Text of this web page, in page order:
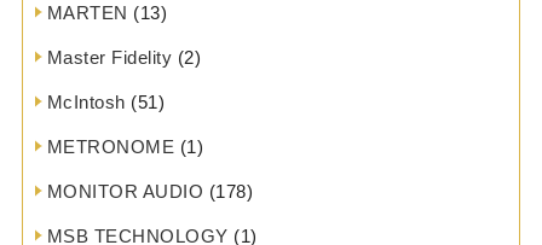
MARTEN (13)
Master Fidelity (2)
McIntosh (51)
METRONOME (1)
MONITOR AUDIO (178)
MSB TECHNOLOGY (1)